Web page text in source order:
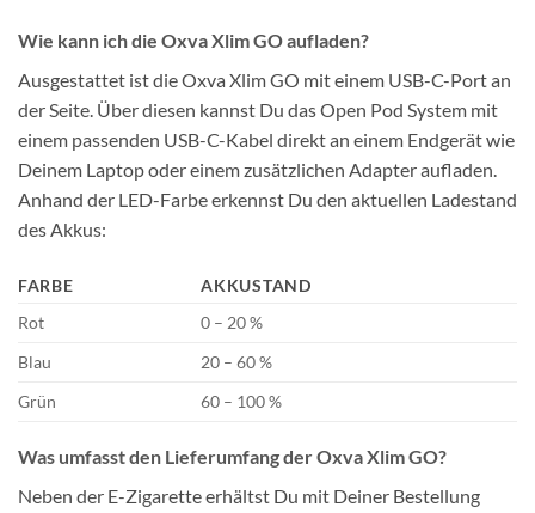
Wie kann ich die Oxva Xlim GO aufladen?
Ausgestattet ist die Oxva Xlim GO mit einem USB-C-Port an
der Seite. Über diesen kannst Du das Open Pod System mit
einem passenden USB-C-Kabel direkt an einem Endgerät wie
Deinem Laptop oder einem zusätzlichen Adapter aufladen.
Anhand der LED-Farbe erkennst Du den aktuellen Ladestand
des Akkus:
FARBE
AKKUSTAND
Rot
0 – 20 %
Blau
20 – 60 %
Grün
60 – 100 %
Was umfasst den Lieferumfang der Oxva Xlim GO?
Neben der E-Zigarette erhältst Du mit Deiner Bestellung